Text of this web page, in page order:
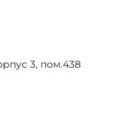
3, пом.438